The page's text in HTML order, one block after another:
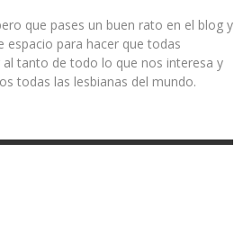
que pases un buen rato en el blog y
espacio para hacer que todas
tanto de todo lo que nos interesa y
todas las lesbianas del mundo.